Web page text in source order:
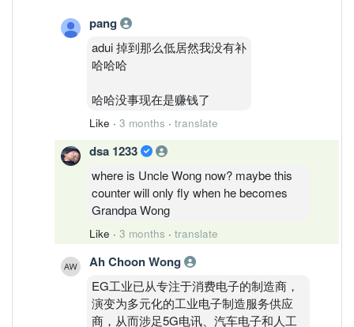
pang
adui 掉到那么低居然我没有补
哈哈哈
哈哈没事现在是赚钱了
Like · 3 months · translate
dsa 1233
where is Uncle Wong now? maybe this
counter will only fly when he becomes
Grandpa Wong
Like · 3 months · translate
Ah Choon Wong
EG工业已从专注于消费电子的制造商，
演变为多元化的工业电子制造服务供应
商，从而涉足5G电讯、汽车电子和人工